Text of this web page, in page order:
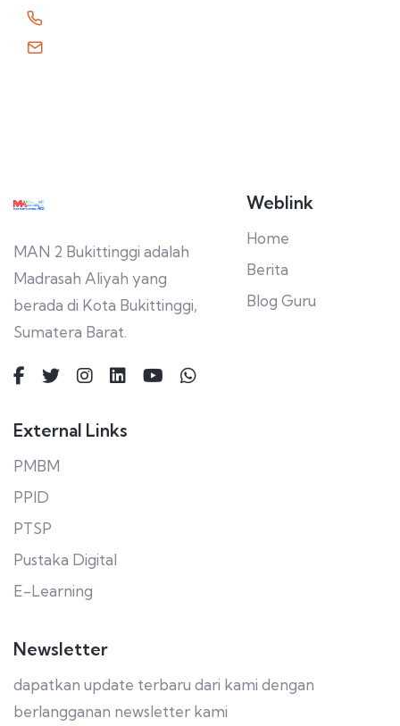
MAN 2 Bukittinggi adalah
Madrasah Aliyah yang
berada di Kota Bukittinggi,
Sumatera Barat.
Weblink
Home
Berita
Blog Guru
External Links
PMBM
PPID
PTSP
Pustaka Digital
E-Learning
Newsletter
dapatkan update terbaru dari kami dengan
berlangganan newsletter kami